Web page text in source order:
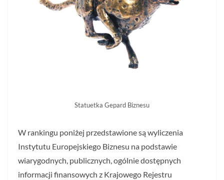
Statuetka Gepard Biznesu
W rankingu poniżej przedstawione są wyliczenia
Instytutu Europejskiego Biznesu na podstawie
wiarygodnych, publicznych, ogólnie dostępnych
informacji finansowych z Krajowego Rejestru